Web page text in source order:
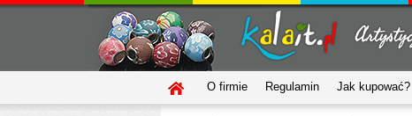
O firmie Regulamin Jak kupować?